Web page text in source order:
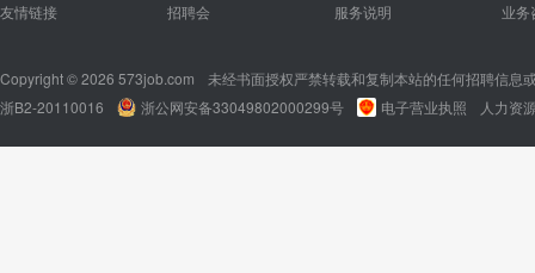
友情链接
招聘会
服务说明
业务
Copyright © 2026 573job.com
未经书面授权严禁转载和复制本站的任何招聘信息
浙B2-20110016
浙公网安备33049802000299号 电子营业执照 人力资